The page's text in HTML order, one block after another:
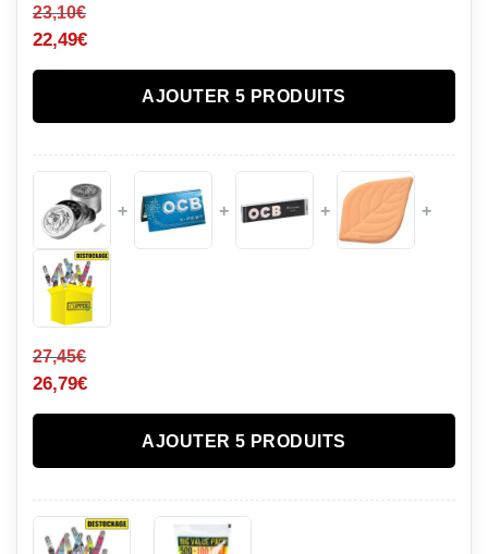
23,10€
22,49€
AJOUTER 5 PRODUITS
+ + + +
27,45€
26,79€
AJOUTER 5 PRODUITS